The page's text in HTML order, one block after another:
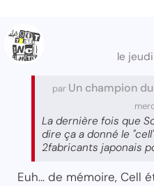
le
par Un champion
La dernière fois que
dire ça a donné le
2fabricants japonais
Euh... de mémoire, Cell